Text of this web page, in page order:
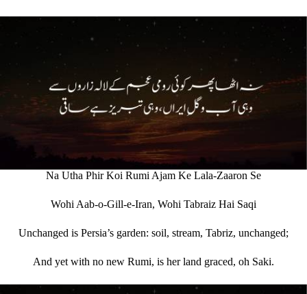
Na Utha Phir Koi Rumi Ajam Ke Lala-Zaaron Se
Wohi Aab-o-Gill-e-Iran, Wohi Tabraiz Hai Saqi
Unchanged is Persia’s garden: soil, stream, Tabriz, unchanged;
And yet with no new Rumi, is her land graced, oh Saki.